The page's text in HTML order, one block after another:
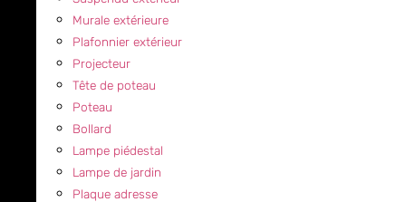
Murale extérieure
Plafonnier extérieur
Projecteur
Tête de poteau
Poteau
Bollard
Lampe piédestal
Lampe de jardin
Plaque adresse